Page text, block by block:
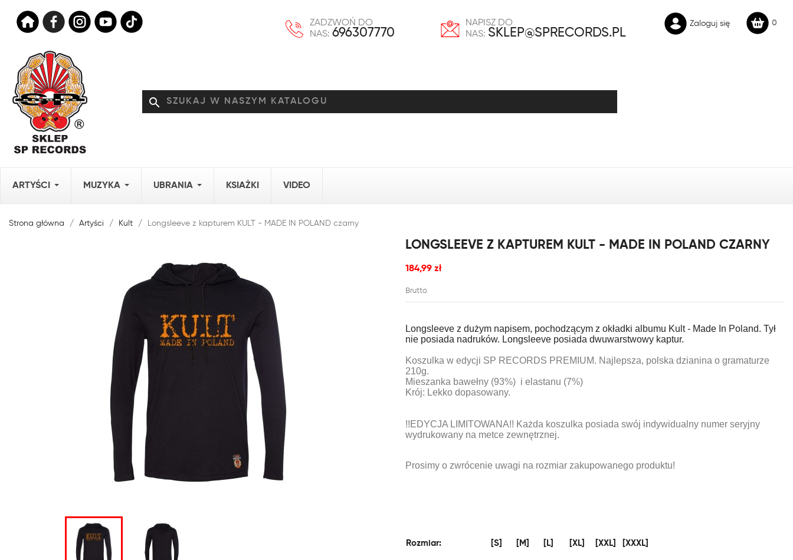
ZADZWOŃ DO
NAS: 696307770
NAPISZ DO
NAS: SKLEP@SPRECORDS.PL
Zaloguj się 0
search
ARTYŚCI MUZYKA UBRANIA KSIAŻKI VIDEO
Strona główna Artyści Kult Longsleeve z kapturem KULT - MADE IN POLAND czarny
LONGSLEEVE Z KAPTUREM KULT - MADE IN POLAND CZARNY
184,99 zł
Brutto
Longsleeve z dużym napisem, pochodzącym z okładki albumu Kult - Made In Poland. Tył
nie posiada nadruków. Longsleeve posiada dwuwarstwowy kaptur.
Koszulka w edycji SP RECORDS PREMIUM. Najlepsza, polska dzianina o gramaturze
210g.
Mieszanka bawełny (93%) i elastanu (7%)
Krój: Lekko dopasowany.
!!EDYCJA LIMITOWANA!! Każda koszulka posiada swój indywidualny numer seryjny
wydrukowany na metce zewnętrznej.
Prosimy o zwrócenie uwagi na rozmiar zakupowanego produktu!
Rozmiar: [S] [M] [L] [XL] [XXL] [XXXL]